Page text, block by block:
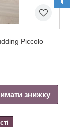
Piccolo
знижку